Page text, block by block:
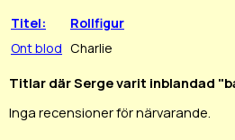
Titel:
Rollfigur
Ont blod Charlie
Titlar där Serge varit inblandad
Inga recensioner för närvarande.